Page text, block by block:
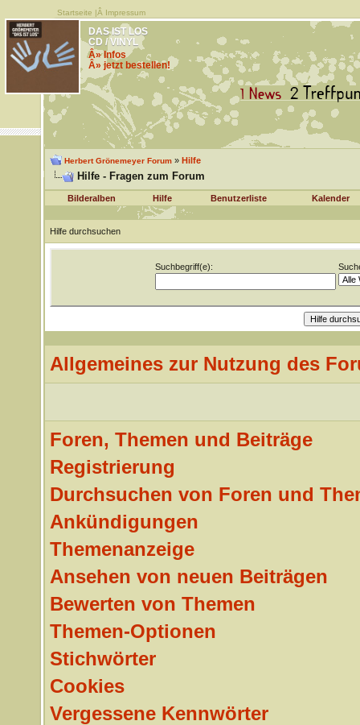
Startseite |Â Impressum
DAS IST LOS
CD / VINYL
Â» Infos
Â» jetzt bestellen!
Herbert Grönemeyer Forum» Hilfe
Hilfe - Fragen zum Forum
Bilderalben Hilfe Benutzerliste Kalender
Hilfe durchsuchen
Suchbegriff(e):
Allgemeines zur Nutzung des
Foren, Themen und Beiträge
Registrierung
Durchsuchen von Foren und
Ankündigungen
Themenanzeige
Ansehen von neuen Beiträgen
Bewerten von Themen
Themen-Optionen
Stichwörter
Cookies
Vergessene Kennwörter